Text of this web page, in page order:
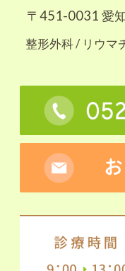
〒451-0031 愛
整形外科 / リウマ